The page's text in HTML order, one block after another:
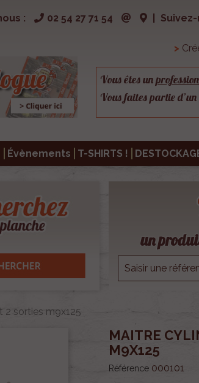
: 02 54 27 71 54
>
Vous êtes un
Vous faites partie d’un
Évènements T-SHIRTS !
un
2 sorties m9x125
MAITRE
M9X125
Référence 000101